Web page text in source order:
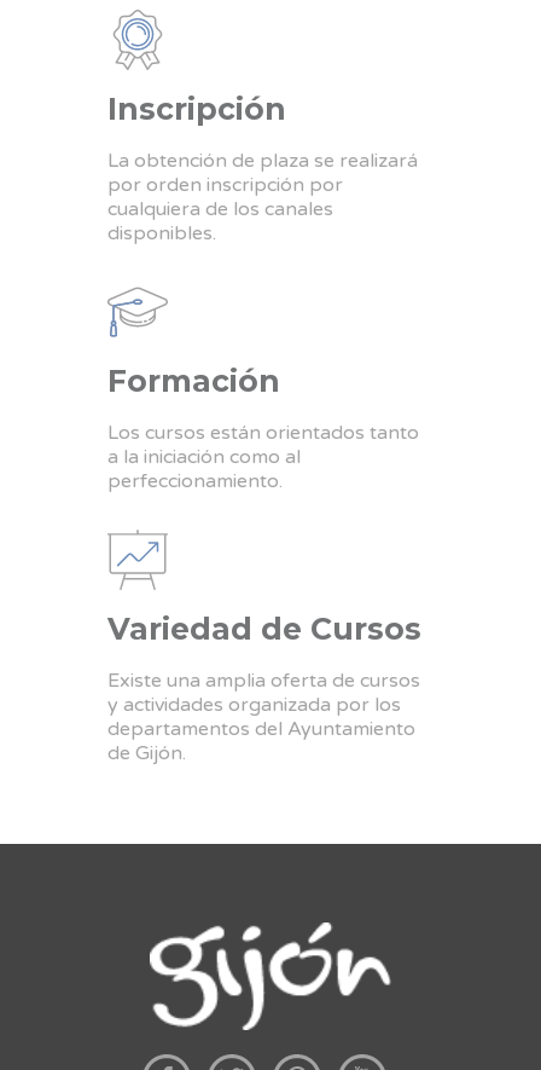
Inscripción
La obtención de plaza se realizará
por orden inscripción por
cualquiera de los canales
disponibles.
Formación
Los cursos están orientados tanto
a la iniciación como al
perfeccionamiento.
Variedad de Cursos
Existe una amplia oferta de cursos
y actividades organizada por los
departamentos del Ayuntamiento
de Gijón.